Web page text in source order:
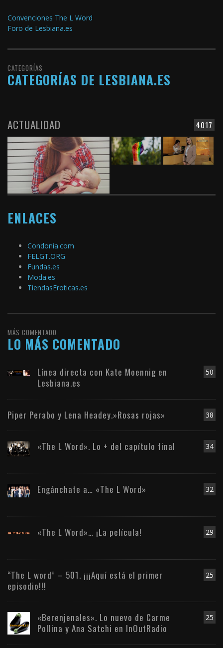
Convenciones The L Word
Foro de Lesbiana.es
CATEGORÍAS
CATEGORÍAS DE LESBIANA.ES
4017
ACTUALIDAD
ENLACES
Condonia.com
FELGT.ORG
Fundas.es
Moda.es
TiendasEroticas.es
MÁS COMENTADO
LO MÁS COMENTADO
50
Línea directa con Kate Moennig en
Lesbiana.es
38
Piper Perabo y Lena Headey.»Rosas rojas»
34
«The L Word». Lo + del capítulo final
32
Engánchate a… «The L Word»
29
«The L Word»… ¡La película!
25
“The L word” – 501. ¡¡¡Aquí está el primer
episodio!!!
25
«Berenjenales». Lo nuevo de Carme
Pollina y Ana Satchi en InOutRadio